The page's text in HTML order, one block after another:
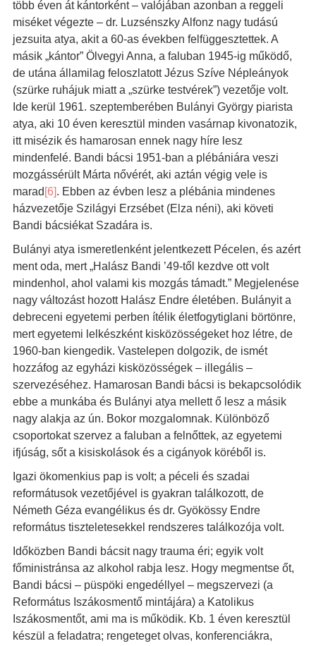
több éven át kántorként – valójában azonban a reggeli
miséket végezte – dr. Luzsénszky Alfonz nagy tudású
jezsuita atya, akit a 60-as években felfüggesztettek. A
másik „kántor” Ölvegyi Anna, a faluban 1945-ig működő,
de utána államilag feloszlatott Jézus Szíve Népleányok
(szürke ruhájuk miatt a „szürke testvérek”) vezetője volt.
Ide kerül 1961. szeptemberében Bulányi György piarista
atya, aki 10 éven keresztül minden vasárnap kivonatozik,
itt misézik és hamarosan ennek nagy híre lesz
mindenfelé. Bandi bácsi 1951-ban a plébániára veszi
mozgássérült Márta nővérét, aki aztán végig vele is
marad [6]. Ebben az évben lesz a plébánia mindenes
házvezetője Szilágyi Erzsébet (Elza néni), aki követi
Bandi bácsiékat Szadára is.
Bulányi atya ismeretlenként jelentkezett Pécelen, és azért
ment oda, mert „Halász Bandi ’49-től kezdve ott volt
mindenhol, ahol valami kis mozgás támadt.” Megjelenése
nagy változást hozott Halász Endre életében. Bulányit a
debreceni egyetemi perben ítélik életfogytiglani börtönre,
mert egyetemi lelkészként kisközösségeket hoz létre, de
1960-ban kiengedik. Vastelepen dolgozik, de ismét
hozzáfog az egyházi kisközösségek – illegális –
szervezéséhez. Hamarosan Bandi bácsi is bekapcsolódik
ebbe a munkába és Bulányi atya mellett ő lesz a másik
nagy alakja az ún. Bokor mozgalomnak. Különböző
csoportokat szervez a faluban a felnőttek, az egyetemi
ifjúság, sőt a kisiskolások és a cigányok köréből is.
Igazi ökomenkius pap is volt; a péceli és szadai
reformátusok vezetőjével is gyakran találkozott, de
Németh Géza evangélikus és dr. Gyökössy Endre
református tiszteletesekkel rendszeres találkozója volt.
Időközben Bandi bácsit nagy trauma éri; egyik volt
főministránsa az alkohol rabja lesz. Hogy megmentse őt,
Bandi bácsi – püspöki engedéllyel – megszervezi (a
Református Iszákosmentő mintájára) a Katolikus
Iszákosmentőt, ami ma is működik. Kb. 1 éven keresztül
készül a feladatra; rengeteget olvas, konferenciákra,